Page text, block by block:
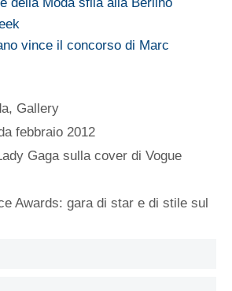
vince il concorso di Marc
, Gallery
febbraio 2012
Gaga sulla cover di Vogue
Awards: gara di star e di stile sul